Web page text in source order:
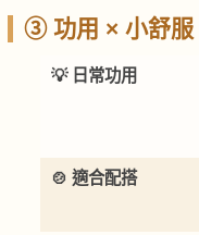
③ 功用 × 小舒服
💡 日常功用
🍲 適合配搭